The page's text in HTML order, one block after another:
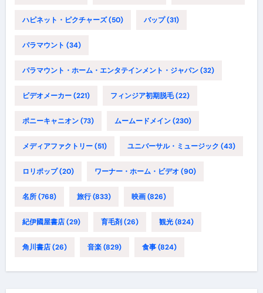
ハピネット・ピクチャーズ(50) バップ(31)
パラマウント (34)
パラマウント・ホーム・エンタテインメント・ジャパン(32)
ビデオメーカー(221) フィンジア初期脱毛(22)
ポニーキャニオン(73) ムームードメイン(230)
メディアファクトリー(51) ユニバーサル・ミュージック (43)
ロリポップ(20) ワーナー・ホーム・ビデオ (90)
名所(768) 旅行(833) 映画(826)
紀伊國屋書店(29) 育毛剤 (26) 観光(824)
角川書店(26) 音楽(829) 食事(824)